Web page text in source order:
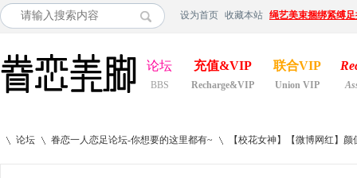
设为首页 收藏本站 绳艺美束捆绑紧缚
论坛
BBS
充值&VIP
Recharge&VIP
联合VIP
Union VIP
论坛 眷恋一人恋足论坛-你想要的这里都有~ 【校花女神】【微博网红】